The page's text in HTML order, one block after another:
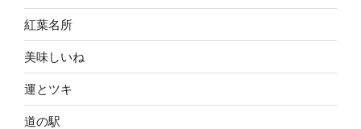
紅葉名所
美味しいね
運とツキ
道の駅